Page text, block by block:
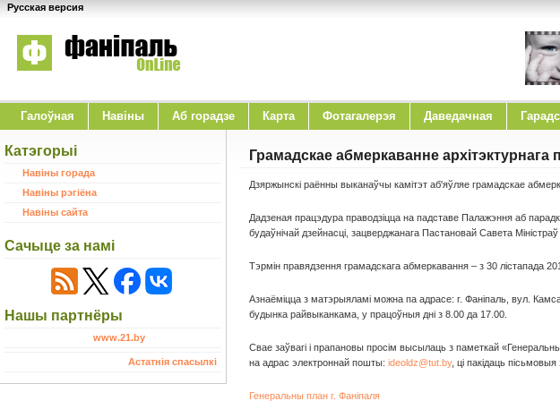
Русская версия
Галоўная Навіны Аб горадзе Карта Фотагалерэя Даведачная
Катэгорыі
Навіны горада
Навіны рэгіёна
Навіны сайта
Сачыце за намі
Нашы партнёры
www.21.by
Астатнія спасылкі
Грамадскае абмеркаванне
Дзяржынскі раённы выканаўчы камітэт аб'яўляе грамадскае
Дадзеная працэдура праводзіцца на падставе Палажэння аб
будаўнічай дзейнасці, зацверджанага Пастановай Савета
Тэрмін правядзення грамадскага абмеркавання – з 30 лістапада
Азнаёміцца ​​з матэрыяламі можна па адрасе: г. Фаніпаль, вул.
будынка райвыканкама, у працоўныя дні з 8.00 да 17.00.
Свае заўвагі і прапановы просім высылаць з паметкай
на адрас электроннай пошты: ideoldz@tut.by, ці пакідаць
Генеральны план г. Фаніпаля